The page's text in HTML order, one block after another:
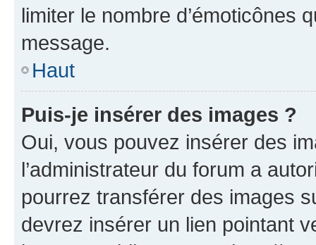
limiter le nombre d’émoticônes
message.
Haut
Puis-je insérer des images ?
Oui, vous pouvez insérer des
l’administrateur du forum a
pourrez transférer des images
devrez insérer un lien pointant